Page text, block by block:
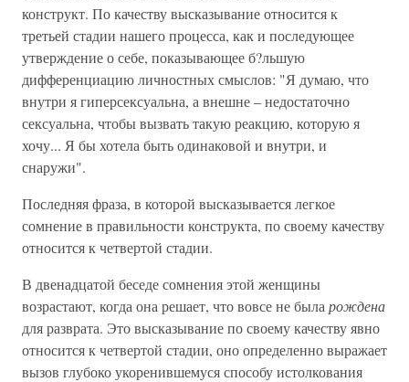
конструкт. По качеству высказывание относится к
третьей стадии нашего процесса, как и последующее
утверждение о себе, показывающее б?льшую
дифференциацию личностных смыслов: "Я думаю, что
внутри я гиперсексуальна, а внешне – недостаточно
сексуальна, чтобы вызвать такую реакцию, которую я
хочу... Я бы хотела быть одинаковой и внутри, и
снаружи".
Последняя фраза, в которой высказывается легкое
сомнение в правильности конструкта, по своему качеству
относится к четвертой стадии.
В двенадцатой беседе сомнения этой женщины
возрастают, когда она решает, что вовсе не была рождена
для разврата. Это высказывание по своему качеству явно
относится к четвертой стадии, оно определенно выражает
вызов глубоко укоренившемуся способу истолкования